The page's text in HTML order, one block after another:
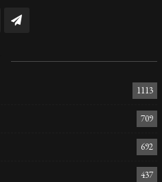
1113
709
692
437